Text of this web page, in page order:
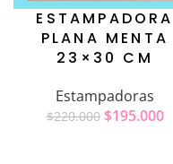
ESTAMPADORA
PLANA MENTA
23×30 CM
Estampadoras
$220.000 $195.000